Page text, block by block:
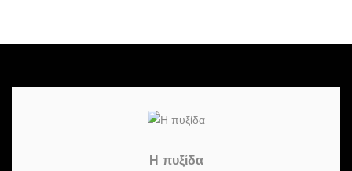
Η πυξίδα